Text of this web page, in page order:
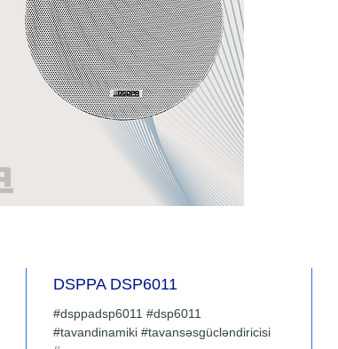
DSPPA DSP6011
#dsppadsp6011 #dsp6011
#tavandinamiki #tavansəsgücləndiricisi